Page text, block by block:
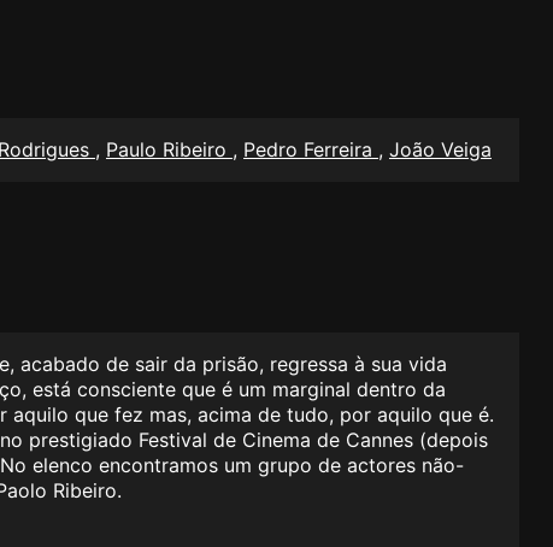
, Paulo Ribeiro , Pedro Ferreira , João Veiga
acabado de sair da prisão, regressa à sua vida
está consciente que é um marginal dentro da
que fez mas, acima de tudo, por aquilo que é.
prestigiado Festival de Cinema de Cannes (depois
elenco encontramos um grupo de actores não-
Ribeiro.